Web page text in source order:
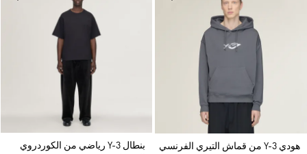
هودي Y-3 من قماش التيري الفرنسي
بنطال Y-3 رياضي من الكوردروي